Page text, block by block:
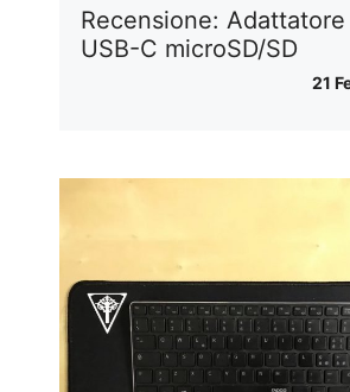
Recensione:
USB-C microSD/SD
21